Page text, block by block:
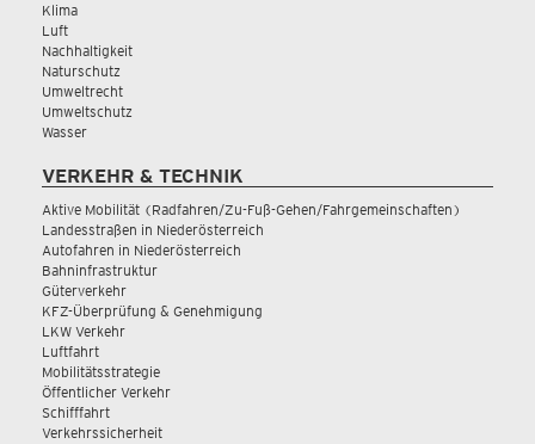
Klima
Luft
Nachhaltigkeit
Naturschutz
Umweltrecht
Umweltschutz
Wasser
VERKEHR & TECHNIK
Aktive Mobilität (Radfahren/Zu-Fuß-Gehen/Fahrgemeinschaften)
Landesstraßen in Niederösterreich
Autofahren in Niederösterreich
Bahninfrastruktur
Güterverkehr
KFZ-Überprüfung & Genehmigung
LKW Verkehr
Luftfahrt
Mobilitätsstrategie
Öffentlicher Verkehr
Schifffahrt
Verkehrssicherheit